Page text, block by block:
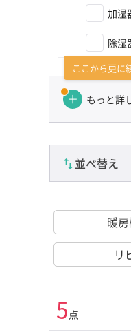
加湿
除湿
季節
ここから更に
もっと詳
並べ替え
暖
リ
5 点